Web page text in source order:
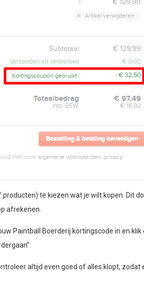
te kiezen wat je wilt kopen. Dit
afrekenen.
Paintball Boerderij kortingscode in en klik
altijd even goed of alles klopt, zodat